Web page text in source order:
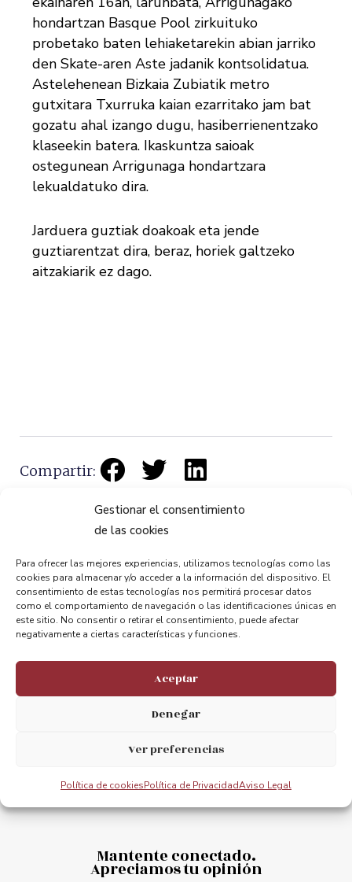
Gestionar el consentimiento
de las cookies
Para ofrecer las mejores experiencias, utilizamos tecnologías como las
cookies para almacenar y/o acceder a la información del dispositivo. El
consentimiento de estas tecnologías nos permitirá procesar datos
como el comportamiento de navegación o las identificaciones únicas en
este sitio. No consentir o retirar el consentimiento, puede afectar
negativamente a ciertas características y funciones.
Aceptar
Denegar
Ver preferencias
Política de cookiesPolítica de PrivacidadAviso Legal
hondartzan Basque Pool zirkuituko
probetako baten lehiaketarekin abian jarriko
den Skate-aren Aste jadanik kontsolidatua.
Astelehenean Bizkaia Zubiatik metro
gutxitara Txurruka kaian ezarritako jam bat
gozatu ahal izango dugu, hasiberrienentzako
klaseekin batera. Ikaskuntza saioak
ostegunean Arrigunaga hondartzara
lekualdatuko dira.
Jarduera guztiak doakoak eta jende
guztiarentzat dira, beraz, horiek galtzeko
aitzakiarik ez dago.
Compartir:
ANTERIOR
Getxo sede del mejor skate internacional
PRÓXIMO
Getxo hosts the best international skating meet
Mantente conectado.
Apreciamos tu opinión